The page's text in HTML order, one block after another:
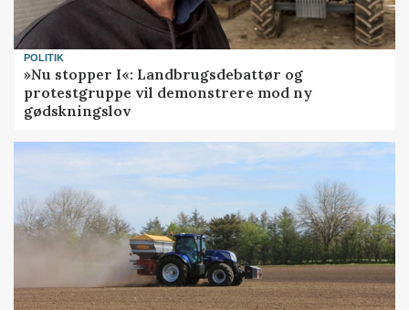
POLITIK
»Nu stopper I«: Landbrugsdebattør og
protestgruppe vil demonstrere mod ny
gødskningslov